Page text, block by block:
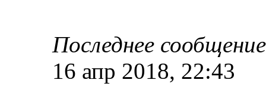
Последнее
16 апр 2018, 22:43